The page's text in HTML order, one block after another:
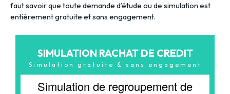
faut savoir que toute demande d’étude ou de simulation est
entièrement gratuite et sans engagement.
SIMULATION RACHAT DE CREDIT
Simulation gratuite & sans engagement